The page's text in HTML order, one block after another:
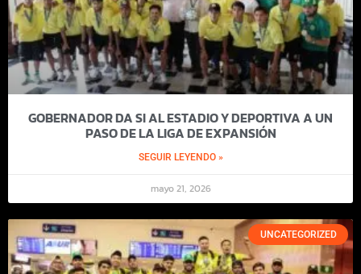
GOBERNADOR DA SI AL ESTADIO Y DEPORTIVA A UN
PASO DE LA LIGA DE EXPANSIÓN
SEGUIR LEYENDO »
mayo 21, 2026
UNCATEGORIZED